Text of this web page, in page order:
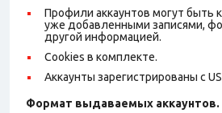
Профили аккаунтов могут быть
уже добавленными записями,
другой информацией.
Cookies в комплекте.
Аккаунты зарегистрированы с
Формат выдаваемых аккаунтов.